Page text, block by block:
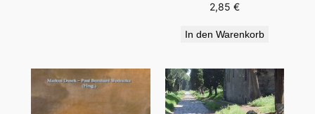
2,85 €
In den Warenkorb